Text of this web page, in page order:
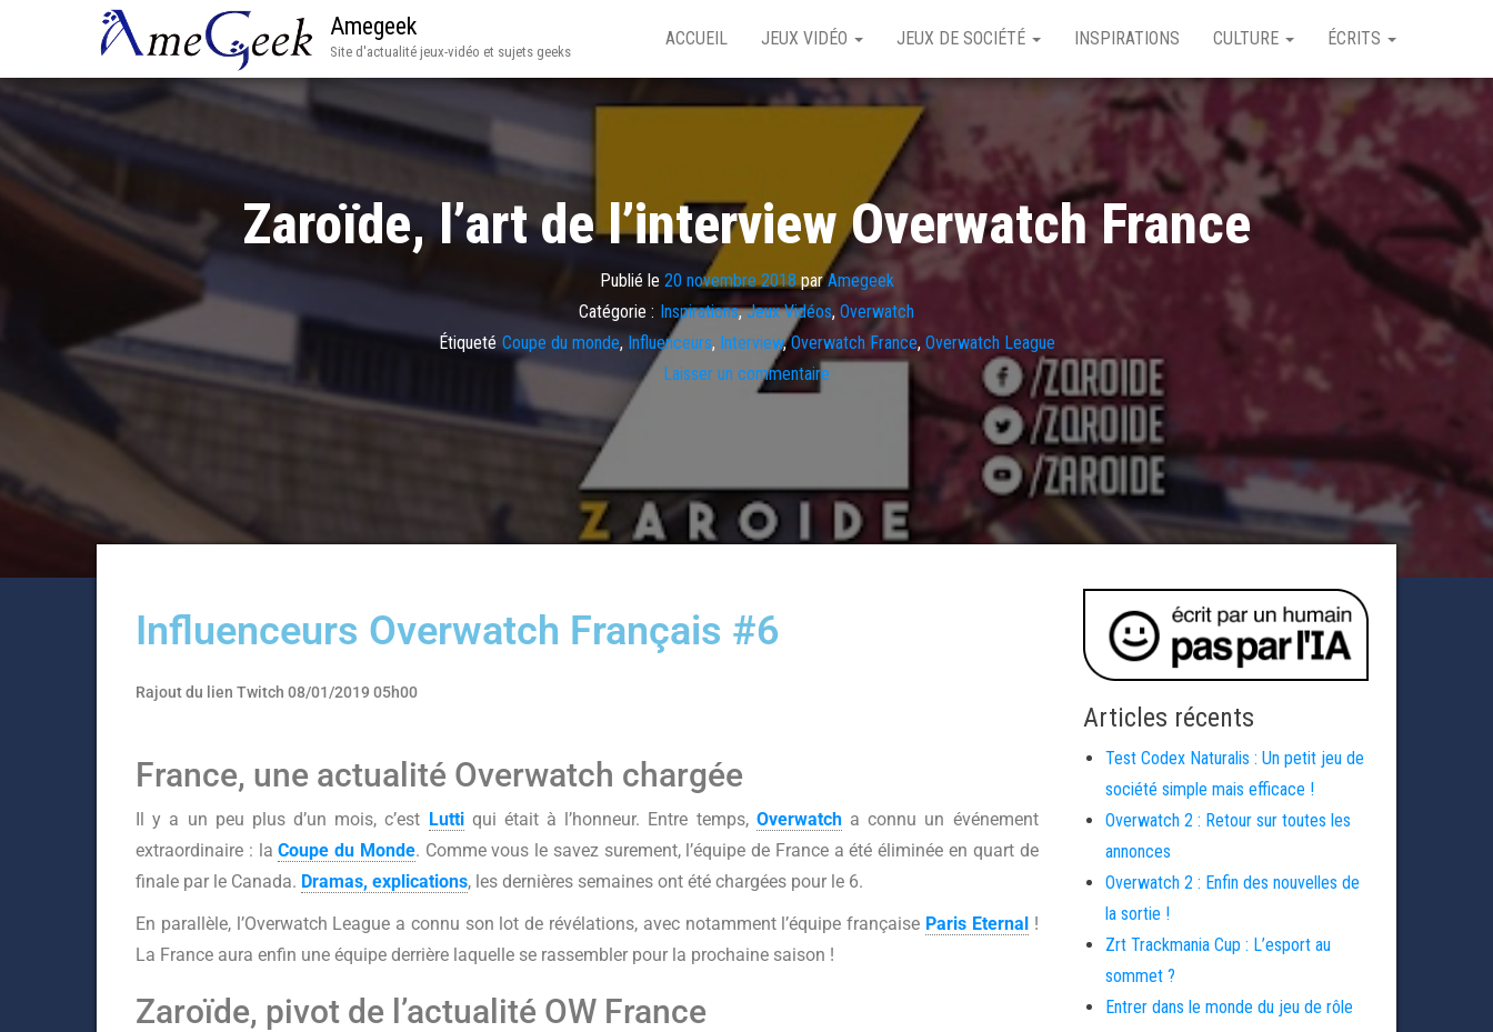
Amegeek
Site d'actualité jeux-vidéo et sujets geeks
ACCUEIL JEUX VIDÉO JEUX DE SOCIÉTÉ INSPIRATIONS CULTURE ÉCRITS
Zaroïde, l’art de l’interview Overwatch France
Publié le 20 novembre 2018parAmegeek
Catégorie : Inspirations,Jeux Vidéos, Overwatch
Étiqueté Coupe du monde, Influenceurs, Interview,Overwatch France, Overwatch League
Laisser un commentaire
Influenceurs Overwatch Français #6
Rajout du lien Twitch 08/01/2019 05h00
France, une actualité Overwatch chargée
Il y a un peu plus d’un mois, c’est Luttiqui était à l’honneur. Entre temps, Overwatcha connu un événement
extraordinaire : laCoupe du Monde. Comme vous le savez surement, l’équipe de France a été éliminée en quart de
finale par le Canada. Dramas, explications, les dernières semaines ont été chargées pour le 6.
En parallèle, l’Overwatch League a connu son lot de révélations, avec notamment l’équipe française Paris Eternal!
La France aura enfin une équipe derrière laquelle se rassembler pour la prochaine saison !
Zaroïde, pivot de l’actualité OW France
Articles récents
Test Codex Naturalis : Un petit jeu de
société simple mais efficace !
Overwatch 2 : Retour sur toutes les
annonces
Overwatch 2 : Enfin des nouvelles de
la sortie !
Zrt Trackmania Cup : L’esport au
sommet ?
Entrer dans le monde du jeu de rôle